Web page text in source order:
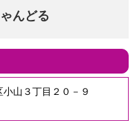
んどる
山３丁目２０－９